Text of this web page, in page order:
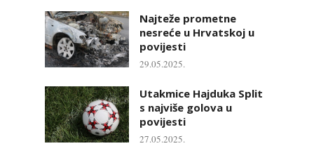
Najteže prometne
nesreće u Hrvatskoj u
povijesti
29.05.2025.
Utakmice Hajduka Split
s najviše golova u
povijesti
27.05.2025.